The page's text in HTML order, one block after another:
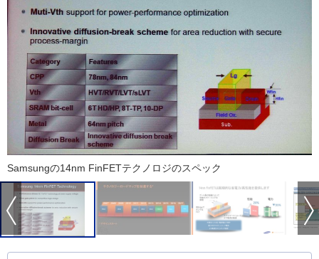
Samsungの14nm FinFETテクノロジのスペック